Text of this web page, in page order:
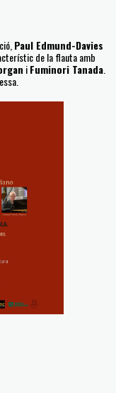
Paul Edmund-Davies
de la flauta amb
iFuminori Tanada